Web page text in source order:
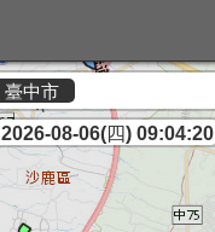
臺中市
2026-08-06(四) 09:04:20